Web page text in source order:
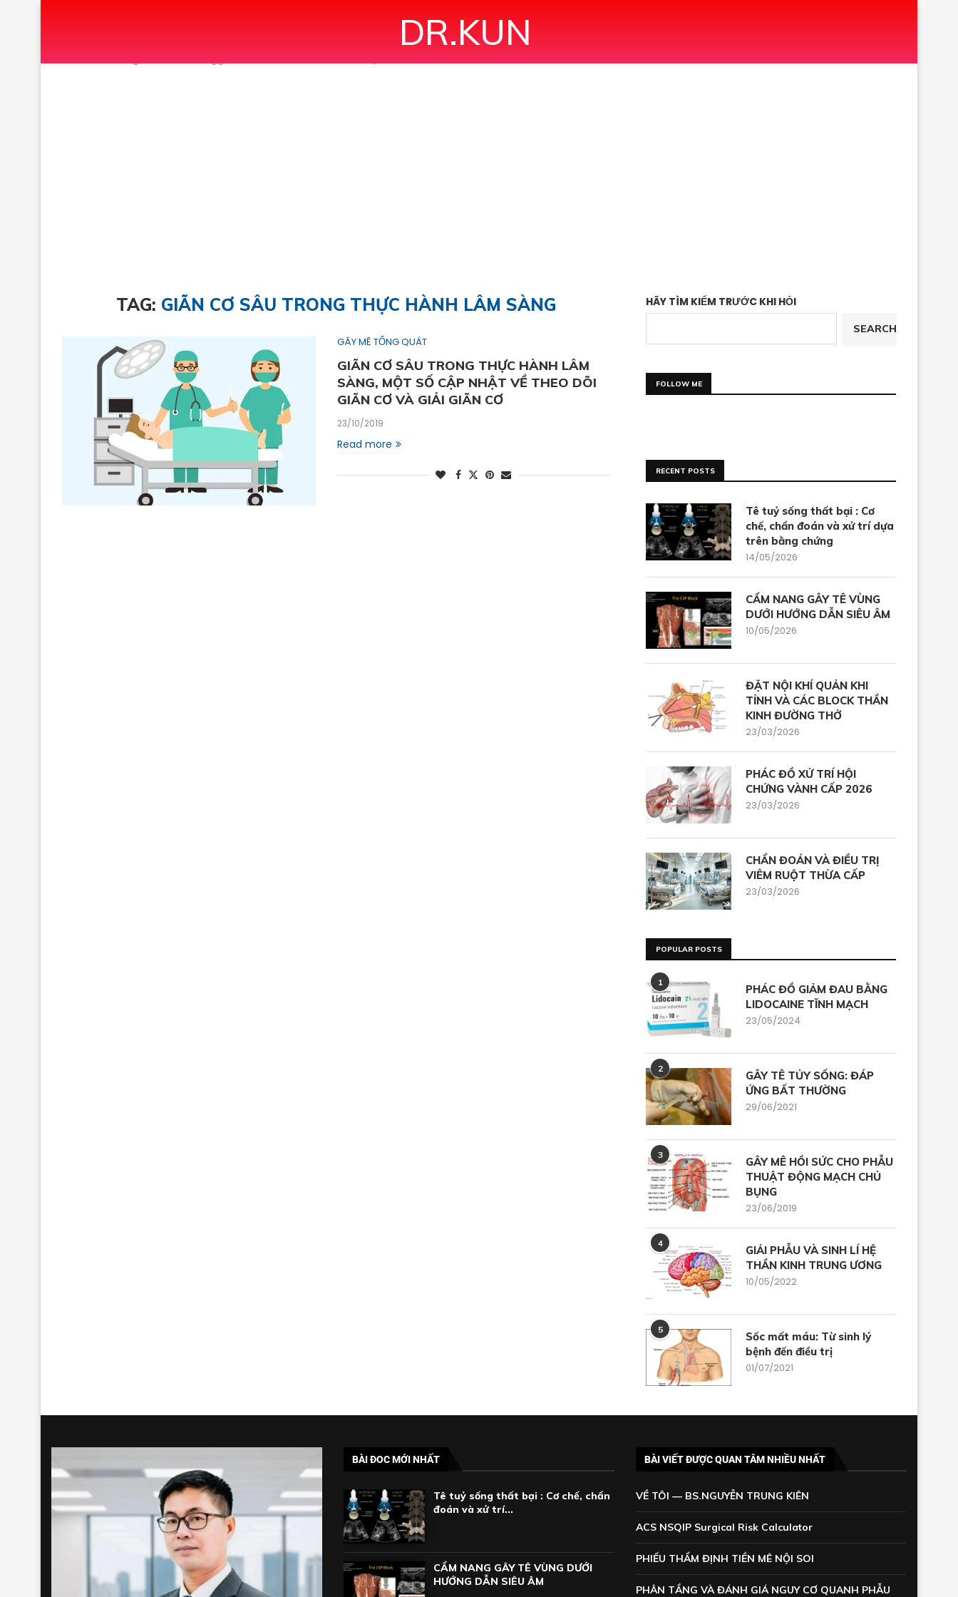
DR.KUN
TAG: GIÃN CƠ SÂU TRONG THỰC HÀNH LÂM SÀNG
GÂY MÊ TỔNG QUÁT
GIÃN CƠ SÂU TRONG THỰC HÀNH LÂM
SÀNG, MỘT SỐ CẬP NHẬT VỀ THEO DÕI
GIÃN CƠ VÀ GIẢI GIÃN CƠ
23/10/2019
Read more
HÃY TÌM KIẾM TRƯỚC KHI HỎI
SEARCH
FOLLOW ME
RECENT POSTS
Tê tuỷ sống thất bại : Cơ
chế, chẩn đoán và xử trí dựa
trên bằng chứng
14/05/2026
CẨM NANG GÂY TÊ VÙNG
DƯỚI HƯỚNG DẪN SIÊU ÂM
10/05/2026
ĐẶT NỘI KHÍ QUẢN KHI
TỈNH VÀ CÁC BLOCK THẦN
KINH ĐƯỜNG THỞ
23/03/2026
PHÁC ĐỒ XỬ TRÍ HỘI
CHỨNG VÀNH CẤP 2026
23/03/2026
CHẨN ĐOÁN VÀ ĐIỀU TRỊ
VIÊM RUỘT THỪA CẤP
23/03/2026
POPULAR POSTS
1
PHÁC ĐỒ GIẢM ĐAU BẰNG
LIDOCAINE TĨNH MẠCH
23/05/2024
2
GÂY TÊ TỦY SỐNG: ĐÁP
ỨNG BẤT THƯỜNG
29/06/2021
3
GÂY MÊ HỒI SỨC CHO PHẪU
THUẬT ĐỘNG MẠCH CHỦ
BỤNG
23/06/2019
4
GIẢI PHẪU VÀ SINH LÍ HỆ
THẦN KINH TRUNG ƯƠNG
10/05/2022
5
Sốc mất máu: Từ sinh lý
bệnh đến điều trị
01/07/2021
BÀI ĐOC MỚI NHẤT
Tê tuỷ sống thất bại : Cơ chế, chẩn
đoán và xử trí...
CẨM NANG GÂY TÊ VÙNG DƯỚI
HƯỚNG DẪN SIÊU ÂM
BÀI VIẾT ĐƯỢC QUAN TÂM NHIỀU NHẤT
VỀ TÔI — BS.NGUYỄN TRUNG KIÊN
ACS NSQIP Surgical Risk Calculator
PHIẾU THẨM ĐỊNH TIỀN MÊ NỘI SOI
PHÂN TẦNG VÀ ĐÁNH GIÁ NGUY CƠ QUANH PHẪU